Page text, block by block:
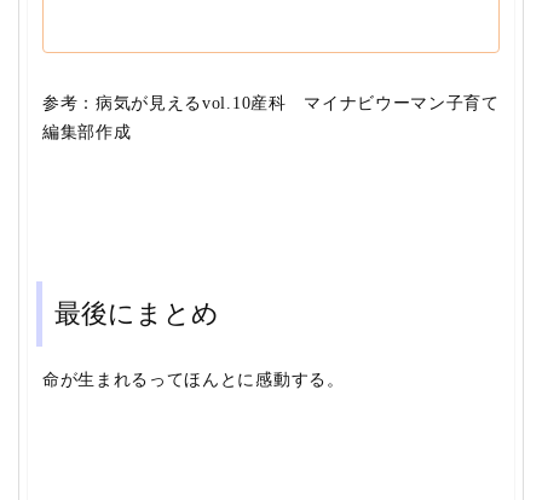
参考：病気が見えるvol.10産科 マイナビウーマン子育て
編集部作成
最後にまとめ
命が生まれるってほんとに感動する。